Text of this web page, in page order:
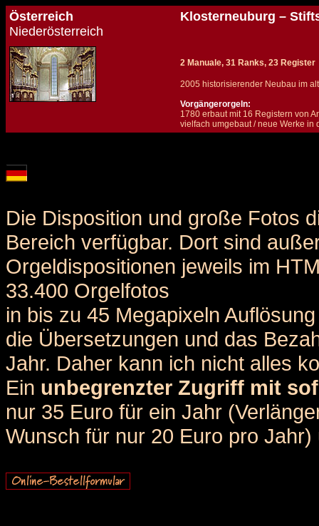
Österreich
Niederösterreich
Klosterneuburg –
2 Manuale, 31 Ranks, 23 Register
2005 historisierender Neubau im
Vorgängerorgeln:
1780 erbaut mit 16 Registern von
vielfach umgebaut / neue Werke
Die Disposition und große Fotos
Bereich verfügbar. Dort sind
Orgeldispositionen jeweils im
33.400 Orgelfotos
in bis zu 45 Megapixeln
die Übersetzungen und das
Jahr. Daher kann ich nicht alles
Ein unbegrenzter Zugriff mit
nur 35 Euro für ein Jahr
Wunsch für nur 20 Euro pro